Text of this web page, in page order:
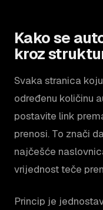
Kako se
kroz
Svaka stranica
određenu količinu
postavite link
prenosi. To znači
najčešće
vrijednost teče
Princip je